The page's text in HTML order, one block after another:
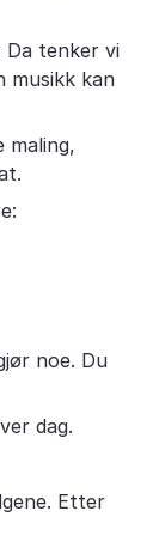
Da tenker vi
musikk kan
maling,
noe. Du
dag.
Etter